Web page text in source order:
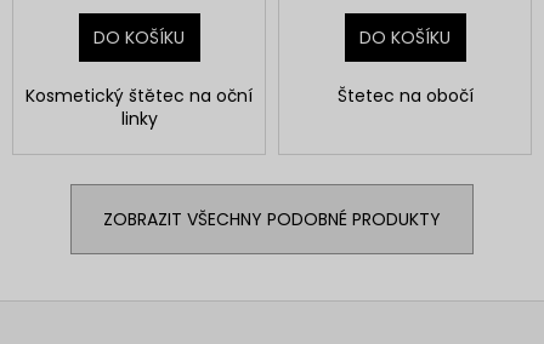
DO KOŠÍKU
Kosmetický štětec na oční
linky
DO KOŠÍKU
Štetec na obočí
ZOBRAZIT VŠECHNY PODOBNÉ PRODUKTY